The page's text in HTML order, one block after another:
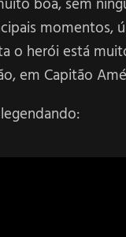
boa, sem
momentos,
o herói está
em Capitão